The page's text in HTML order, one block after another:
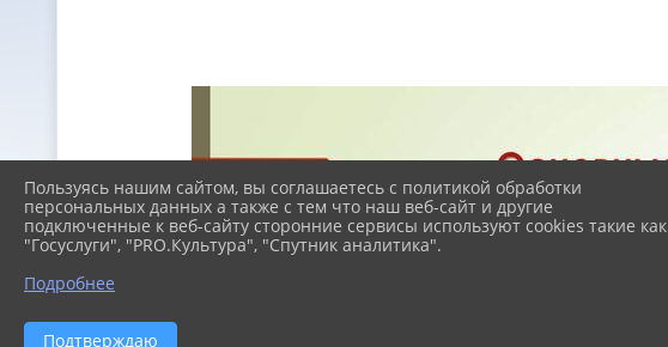
Пользуясь нашим сайтом, вы соглашаетесь с политикой обработки
персональных данных а также с тем что наш веб-сайт и другие
подключенные к веб-сайту сторонние сервисы используют cookies такие как
"Госуслуги", "PRO.Культура", "Спутник аналитика".
Подробнее
Подтверждаю